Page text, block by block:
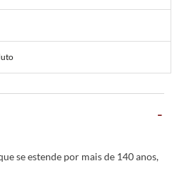
-
se estende por mais de 140 anos,